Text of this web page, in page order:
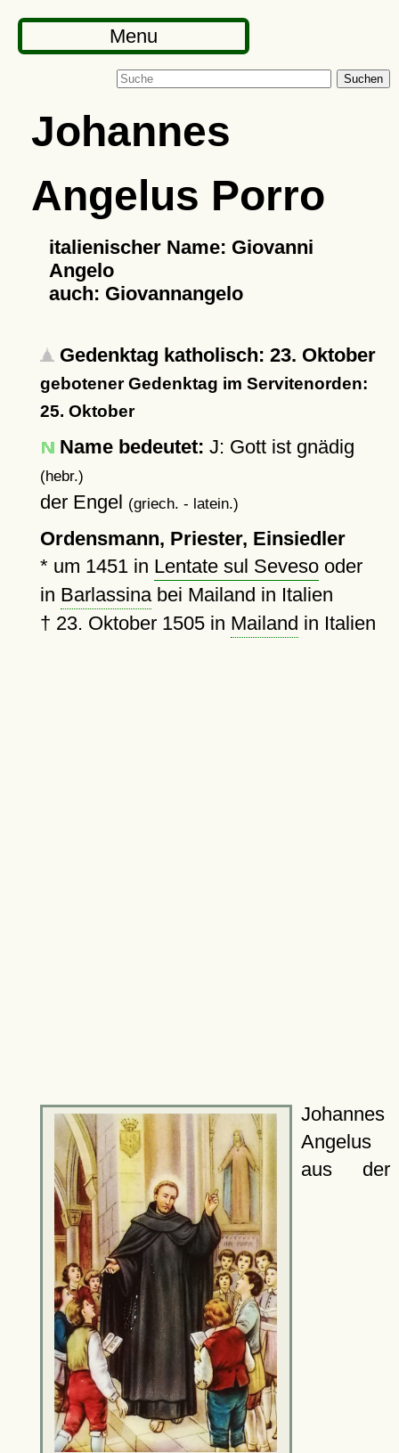
Menu
Suchen
Johannes
Angelus Porro
italienischer Name: Giovanni
Angelo
auch: Giovannangelo
Gedenktag katholisch: 23. Oktober
gebotener Gedenktag im Servitenorden:
25. Oktober
Name bedeutet: J: Gott ist gnädig
(hebr.)
der Engel (griech. - latein.)
Ordensmann, Priester, Einsiedler
* um 1451in Lentate sul Sevesooder
in Barlassinabei Mailand in Italien
† 23. Oktober 1505in Mailand in Italien
Johannes
Angelus
aus der